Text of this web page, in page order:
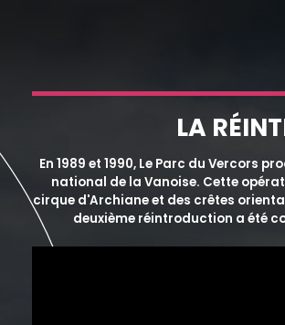
LA
En 1989 et 1990, Le Parc du Vercors
national de la Vanoise. Cette
cirque d'Archiane et des crêtes
deuxième réintroduction a été